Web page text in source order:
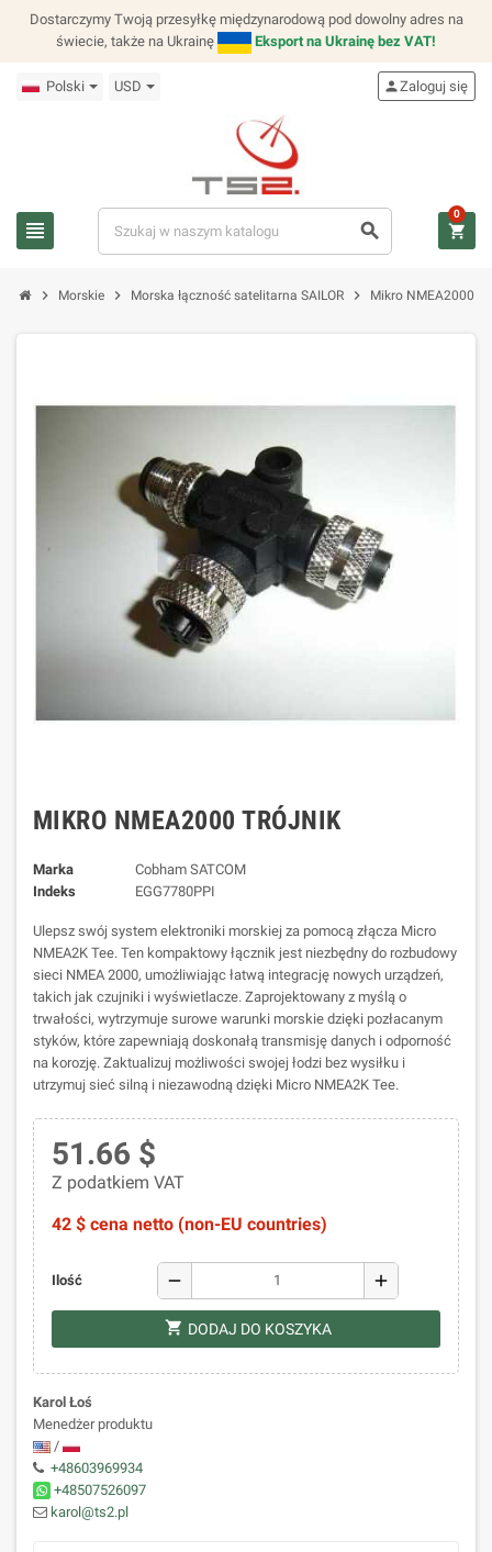
Dostarczymy Twoją przesyłkę międzynarodową pod dowolny adres na
świecie, także na Ukrainę
Eksport na Ukrainę bez VAT!
Polski USD
view_headline search
personZaloguj się
shopping_cart
0
chevron_right Morskie chevron_right Morska łączność satelitarna SAILOR chevron_right Mikro NMEA2000
MIKRO NMEA2000 TRÓJNIK
Marka
Cobham SATCOM
Indeks
EGG7780PPI
Ulepsz swój system elektroniki morskiej za pomocą złącza Micro
NMEA2K Tee. Ten kompaktowy łącznik jest niezbędny do rozbudowy
sieci NMEA 2000, umożliwiając łatwą integrację nowych urządzeń,
takich jak czujniki i wyświetlacze. Zaprojektowany z myślą o
trwałości, wytrzymuje surowe warunki morskie dzięki pozłacanym
styków, które zapewniają doskonałą transmisję danych i odporność
na korozję. Zaktualizuj możliwości swojej łodzi bez wysiłku i
utrzymuj sieć silną i niezawodną dzięki Micro NMEA2K Tee.
51.66 $
Z podatkiem VAT
42 $ cena netto (non-EU countries)
Ilość remove add
shopping_cart DODAJ DO KOSZYKA
Karol Łoś
Menedżer produktu
/
+48603969934
+48507526097
karol@ts2.pl